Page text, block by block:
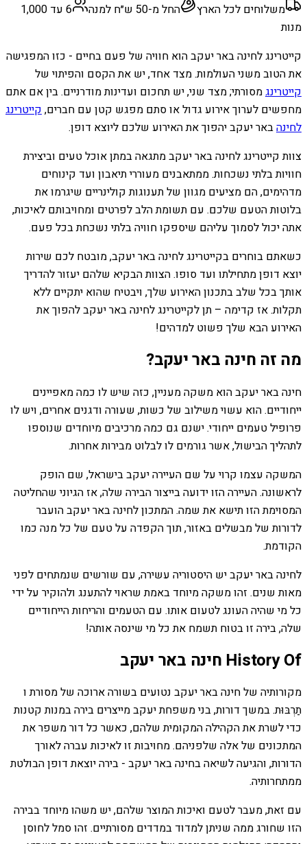
משלוחים לכל הארץ
החל מ-50 ש״ח למנה
6 עד 1,000
מנות
קייטרינג לחינה באר יעקב הוא חוויה של פעם בחיים - כזו המפגישה
את הטוב משני העולמות. מצד אחד, יש את הקסם והפיתוי של
קייטרינגמסורתי; מצד שני, יש תחכום ועדינות מודרניים. בין אם אתם
מחפשים לערוך אירוע גדול או סתם מפגש קטן עם חברים,קייטרינג
לחינהבאר יעקב יהפוך את האירוע שלכם ליוצא דופן.
צוות קייטרינג לחינה באר יעקב מתגאה במתן אוכל טעים וביצירת
חוויות בלתי נשכחות. ממתאבנים מעוררי תיאבון ועד קינוחים
מדהימים, הם מציעים מגוון של תענוגות קולינריים שיגרמו את
בלוטות הטעם שלכם. עם תשומת הלב לפרטים ומחויבותם לאיכות,
אתה יכול לסמוך עליהם שיספקו חוויה בלתי נשכחת בכל פעם.
כשאתם בוחרים בקייטרינג לחינה באר יעקב, מובטח לכם שירות
יוצא דופן מתחילתו ועד סופו. הצוות הבקיא שלהם יעזור להדריך
אותך בכל שלב בתכנון האירוע שלך, ויבטיח שהוא יתקיים ללא
תקלות. אז קדימה – תן לקייטרינג לחינה באר יעקב להפוך את
האירוע הבא שלך פשוט למדהים!
מה זה חינה באר יעקב?
חינה באר יעקב הוא משקה מעניין, כזה שיש לו כמה מאפיינים
ייחודיים. הוא עשוי משילוב של כשות, שעורה ודגנים אחרים, ויש לו
פרופיל טעמים ייחודי. ישנם גם כמה מרכיבים מיוחדים שנוספו
לתהליך הבישול, אשר גורמים לו לבלוט מבירות אחרות.
המשקה עצמו קרוי על שם העיירה יעקב בישראל, שם הופק
לראשונה. העיירה הזו ידועה בייצור הבירה שלה, אז הגיוני שהחליטה
המסוימת הזו תישא את שמה. המתכון לחינה באר יעקב הועבר
לדורות של מבשלים באזור, תוך הקפדה על טעם של כל מנה כמו
הקודמת.
לחינה באר יעקב יש היסטוריה עשירה, עם שורשים שנמתחים לפני
מאות שנים. זהו משקה מיוחד באמת שראוי להתענג ולהוקיר על ידי
כל מי שהיה העונג לטעום אותו. עם הטעמים והריחות הייחודיים
שלה, בירה זו בטוח תשמח את כל מי שינסה אותה!
History Of חינה באר יעקב
מקורותיה של חינה באר יעקב נטועים בשורה ארוכה של מסורת ו
תַרְבּוּת. במשך דורות, בני משפחת יעקב מייצרים בירה במנות קטנות
כדי לשרת את הקהילה המקומית שלהם, כאשר כל דור משפר את
המתכונים של אלה שלפניהם. מחויבות זו לאיכות עברה לאורך
הדורות, והגיעה לשיאה בחינה באר יעקב - בירה יוצאת דופן הבולטת
ממתחרותיה.
עם זאת, מעבר לטעם ואיכות המוצר שלהם, יש משהו מיוחד בבירה
הזו שחורג ממה שניתן למדוד במדדים מסורתיים. זהו סמל לחוסן